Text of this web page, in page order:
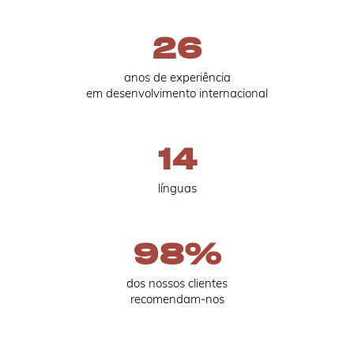
anos de experiência
em desenvolvimento internacional
26
línguas
14
dos nossos clientes
recomendam-nos
98%